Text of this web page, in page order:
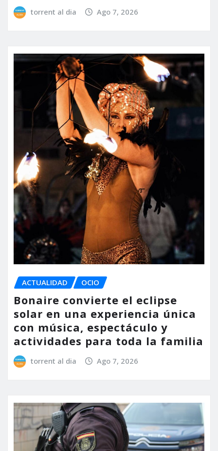
torrent al dia Ago 7, 2026
ACTUALIDAD OCIO
Bonaire convierte el eclipse
solar en una experiencia única
con música, espectáculo y
actividades para toda la familia
torrent al dia Ago 7, 2026